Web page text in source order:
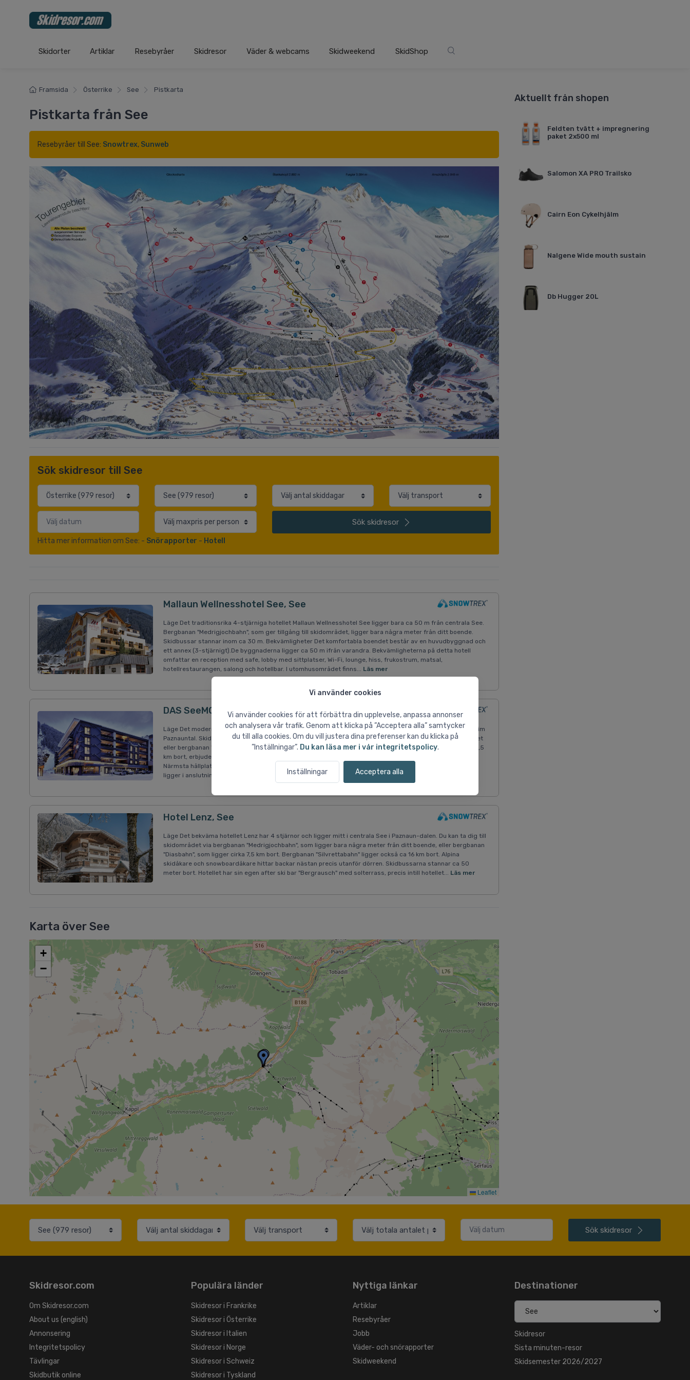
Vi använder cookies
Vi använder cookies för att förbättra din upplevelse, anpassa annonser
och analysera vår trafik. Genom att klicka på ”Acceptera alla” samtycker
du till alla cookies. Om du vill justera dina preferenser kan du klicka på
”Inställningar”. Du kan läsa mer i vår integritetspolicy.
Inställningar Acceptera alla
Skidorter Artiklar Resebyråer Skidresor Väder & webcams Skidweekend SkidShop
Framsida Österrike See Pistkarta
Pistkarta från See
Resebyråer till See: Snowtrex, Sunweb
Sök skidresor till See
Sök skidresor
Hitta mer information om See: - Snörapporter - Hotell
Mallaun Wellnesshotel See, See
Läge Det traditionsrika 4-stjärniga hotellet Mallaun Wellnesshotel See ligger bara ca 50 m från centrala See.
Bergbanan "Medrigjochbahn", som ger tillgång till skidområdet, ligger bara några meter från ditt boende.
Skidbussar stannar inom ca 30 m. Bekvämligheter Det komfortabla boendet består av en huvudbyggnad och
ett annex (3-stjärnigt).De byggnaderna ligger ca 50 m ifrån varandra. Bekvämligheterna på detta hotell
omfattar en reception med safe, lobby med sittplatser, Wi-Fi, lounge, hiss, frukostrum, matsal,
hotellrestaurangen, salong och hotellbar. I utomhusområdet finns... Läs mer
DAS SeeMOUNT Active Nature Resort, See
Läge Det moderna 4-stjärniga-superior hotellet DAS SeeMOUNT Active Nature Resort ligger centralt i See im
Paznauntal. Skidområdet nås med hjälp av bergbanan "Medrigjoch" som bara ligger några steg från boendet
eller bergbanan "Diasbahn" som ligger ca 7,5 km bort. Termalbad "Silvretta Therme Ischgl", som ligger ca 16,5
km bort, erbjuder en unik wellnessupplevelse. Alpina skidåkare finner nedfarter direkt utanför husdörren.
Närmsta hållplats för kollektivtrafik är belägen precis utanför dörren. I uthyrningsbutiken "Sport Narr" som
ligger i anslutning till...
Hotel Lenz, See
Läge Det bekväma hotellet Lenz har 4 stjärnor och ligger mitt i centrala See i Paznaun-dalen. Du kan ta dig till
skidområdet via bergbanan "Medrigjochbahn", som ligger bara några meter från ditt boende, eller bergbanan
"Diasbahn", som ligger cirka 7,5 km bort. Bergbanan "Silvrettabahn" ligger också ca 16 km bort. Alpina
skidåkare och snowboardåkare hittar backar nästan precis utanför dörren. Skidbussarna stannar ca 50
meter bort. Hotellet har sin egen after ski bar "Bergrausch" med solterrass, precis intill hotellet... Läs mer
Karta över See
+
−
Leaflet
Aktuellt från shopen
Feldten tvätt + impregnering
paket 2x500 ml
Salomon XA PRO Trailsko
Cairn Eon Cykelhjälm
Nalgene Wide mouth sustain
Db Hugger 20L
Sök skidresor
Skidresor.com
Om Skidresor.com
About us (english)
Annonsering
Integritetspolicy
Tävlingar
Skidbutik online
Populära länder
Skidresor i Frankrike
Skidresor i Österrike
Skidresor i Italien
Skidresor i Norge
Skidresor i Schweiz
Skidresor i Tyskland
Nyttiga länkar
Artiklar
Resebyråer
Jobb
Väder- och snörapporter
Skidweekend
Destinationer
Skidresor
Sista minuten-resor
Skidsemester 2026/2027